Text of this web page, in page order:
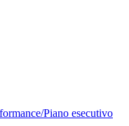
Piano esecutivo